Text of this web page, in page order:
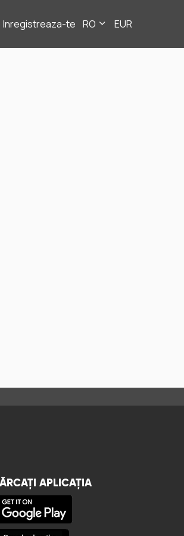
Inregistreaza-te RO EUR
APLICAȚIA